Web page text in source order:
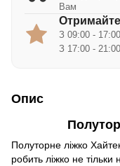
Вам
З 09:00 -
З 17:00 -
Опис
Полуторне ліжко
робить ліжко не